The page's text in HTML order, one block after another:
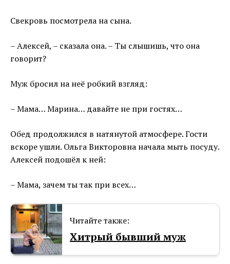
Свекровь посмотрела на сына.
– Алексей, – сказала она. – Ты слышишь, что она
говорит?
Муж бросил на неё робкий взгляд:
– Мама… Марина… давайте не при гостях…
Обед продолжился в натянутой атмосфере. Гости
вскоре ушли. Ольга Викторовна начала мыть посуду.
Алексей подошёл к ней:
– Мама, зачем ты так при всех…
Читайте также:
Хитрый бывший муж